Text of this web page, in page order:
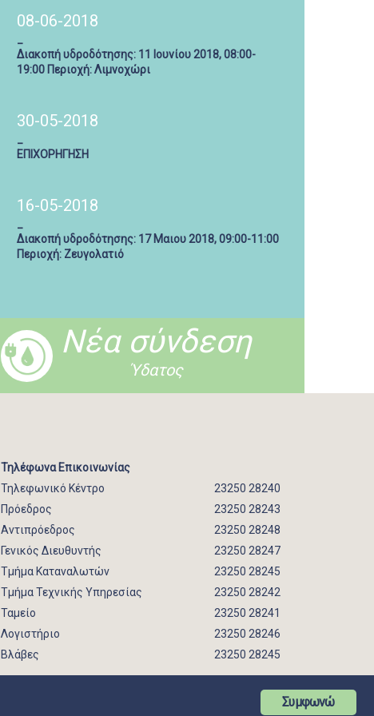
08-06-2018
Διακοπή υδροδότησης: 11 Ιουνίου 2018, 08:00-
19:00 Περιοχή: Λιμνοχώρι
30-05-2018
ΕΠΙΧΟΡΗΓΗΣΗ
16-05-2018
Διακοπή υδροδότησης: 17 Μαιου 2018, 09:00-11:00
Περιοχή: Ζευγολατιό
Νέα σύνδεση
Ύδατος
Τηλέφωνα Επικοινωνίας
Τηλεφωνικό Κέντρο
23250 28240
Πρόεδρος
23250 28243
Αντιπρόεδρος
23250 28248
Γενικός Διευθυντής
23250 28247
Τμήμα Καταναλωτών
23250 28245
Τμήμα Τεχνικής Υπηρεσίας
23250 28242
Ταμείο
23250 28241
Λογιστήριο
23250 28246
Βλάβες
23250 28245
Συμφωνώ